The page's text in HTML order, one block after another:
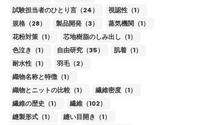
試験担当者のひとり言（24）
視認性（1）
規格（28）
製品開発（3）
蒸気機関（1）
花粉対策（1）
芯地樹脂のしみ出し（1）
色泣き（1）
自由研究（35）
肌着（1）
耐水性（1）
羽毛（2）
織物名称と特徴（1）
織物とニットの比較（1）
繊維密度（1）
繊維の歴史（1）
繊維（102）
縫製形式（1）
縫い目開き（1）